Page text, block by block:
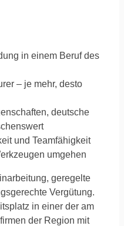
in einem Beruf des
– je mehr, desto
deutsche
und Teamfähigkeit
umgehen
geregelte
Vergütung.
in einer der am
der Region mit